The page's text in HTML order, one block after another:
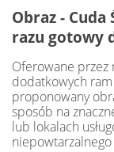
Obraz - Cuda
razu gotowy
Oferowane przez
dodatkowych
proponowany
sposób na
lub lokalach